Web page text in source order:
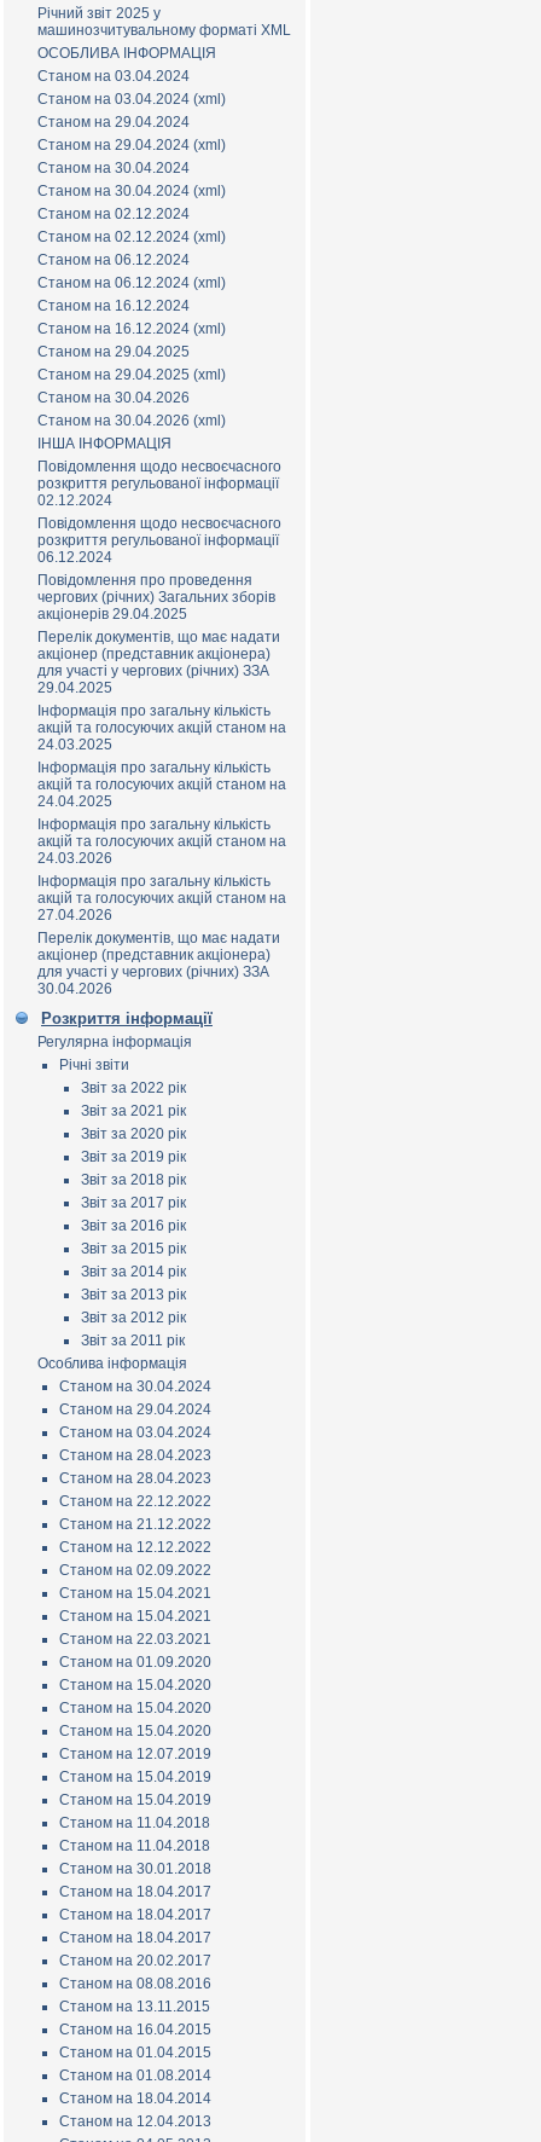
Річний звіт 2025 у
машинозчитувальному форматі XML
ОСОБЛИВА ІНФОРМАЦІЯ
Станом на 03.04.2024
Станом на 03.04.2024 (xml)
Станом на 29.04.2024
Станом на 29.04.2024 (xml)
Станом на 30.04.2024
Станом на 30.04.2024 (xml)
Станом на 02.12.2024
Станом на 02.12.2024 (xml)
Станом на 06.12.2024
Станом на 06.12.2024 (xml)
Станом на 16.12.2024
Станом на 16.12.2024 (xml)
Станом на 29.04.2025
Станом на 29.04.2025 (xml)
Станом на 30.04.2026
Станом на 30.04.2026 (xml)
ІНША ІНФОРМАЦІЯ
Повідомлення щодо несвоєчасного
розкриття регульованої інформації
02.12.2024
Повідомлення щодо несвоєчасного
розкриття регульованої інформації
06.12.2024
Повідомлення про проведення
чергових (річних) Загальних зборів
акціонерів 29.04.2025
Перелік документів, що має надати
акціонер (представник акціонера)
для участі у чергових (річних) ЗЗА
29.04.2025
Інформація про загальну кількість
акцій та голосуючих акцій станом на
24.03.2025
Інформація про загальну кількість
акцій та голосуючих акцій станом на
24.04.2025
Інформація про загальну кількість
акцій та голосуючих акцій станом на
24.03.2026
Інформація про загальну кількість
акцій та голосуючих акцій станом на
27.04.2026
Перелік документів, що має надати
акціонер (представник акціонера)
для участі у чергових (річних) ЗЗА
30.04.2026
Розкриття інформації
Регулярна інформація
Річні звіти
Звіт за 2022 рік
Звіт за 2021 рік
Звіт за 2020 рік
Звіт за 2019 рік
Звіт за 2018 рік
Звіт за 2017 рік
Звіт за 2016 рік
Звіт за 2015 рік
Звіт за 2014 рік
Звіт за 2013 рік
Звіт за 2012 рік
Звіт за 2011 рік
Особлива інформація
Станом на 30.04.2024
Станом на 29.04.2024
Станом на 03.04.2024
Станом на 28.04.2023
Станом на 28.04.2023
Станом на 22.12.2022
Станом на 21.12.2022
Станом на 12.12.2022
Станом на 02.09.2022
Станом на 15.04.2021
Станом на 15.04.2021
Станом на 22.03.2021
Станом на 01.09.2020
Станом на 15.04.2020
Станом на 15.04.2020
Станом на 15.04.2020
Станом на 12.07.2019
Станом на 15.04.2019
Станом на 15.04.2019
Станом на 11.04.2018
Станом на 11.04.2018
Станом на 30.01.2018
Станом на 18.04.2017
Станом на 18.04.2017
Станом на 18.04.2017
Станом на 20.02.2017
Станом на 08.08.2016
Станом на 13.11.2015
Станом на 16.04.2015
Станом на 01.04.2015
Станом на 01.08.2014
Станом на 18.04.2014
Станом на 12.04.2013